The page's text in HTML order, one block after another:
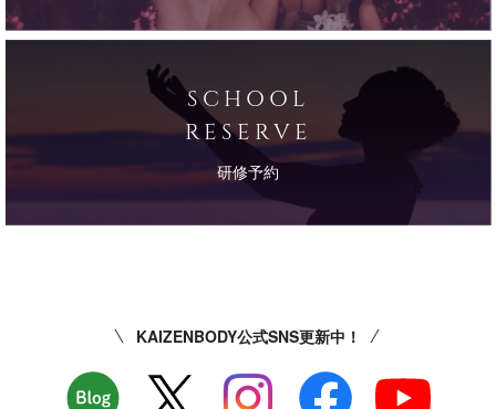
SCHOOL
RESERVE
研修予約
KAIZENBODY公式SNS更新中！